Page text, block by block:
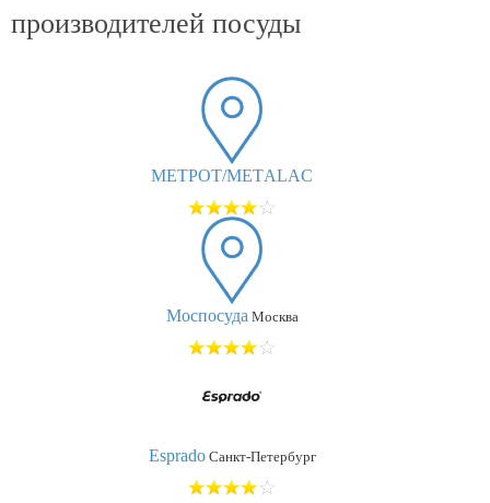
производителей посуды
МЕТРОТ/МЕТALAC
Моспосуда Москва
EspradoСанкт-Петербург